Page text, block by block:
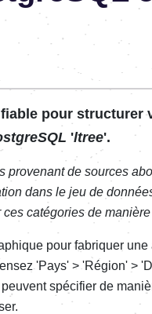
pour structurer
'ltree'.
provenant de sources
dans le jeu de
catégories de
pour fabriquer une
'Pays' > 'Région' >
spécifier de